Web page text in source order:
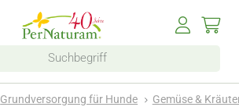
Grundversorgung für Hunde Gemüse &